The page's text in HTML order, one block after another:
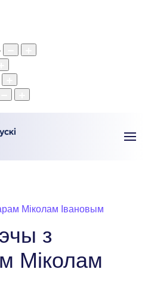
Міколам Івановым
з
Міколам